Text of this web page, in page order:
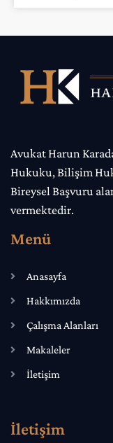
Avukat Harun
Hukuku, Bilişim
Bireysel Başvuru
vermektedir.
Menü
Anasayfa
Hakkımızda
Çalışma Alanları
Makaleler
İletişim
İletişim